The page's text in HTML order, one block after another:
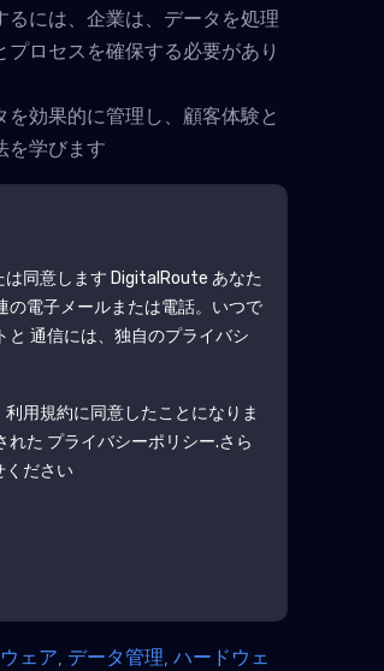
には、企業は、データを処理
ロセスを確保する必要があり
効果的に管理し、顧客体験と
を学びます
同意します DigitalRoute あなた
の電子メールまたは電話。いつで
と 通信には、独自のプライバシ
用規約に同意したことになりま
れた プライバシーポリシー.さら
ください
ェア, データ管理,ハードウェ